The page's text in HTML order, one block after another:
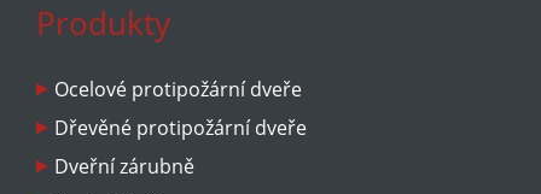
Produkty
Ocelové protipožární dveře
Dřevěné protipožární dveře
Dveřní zárubně